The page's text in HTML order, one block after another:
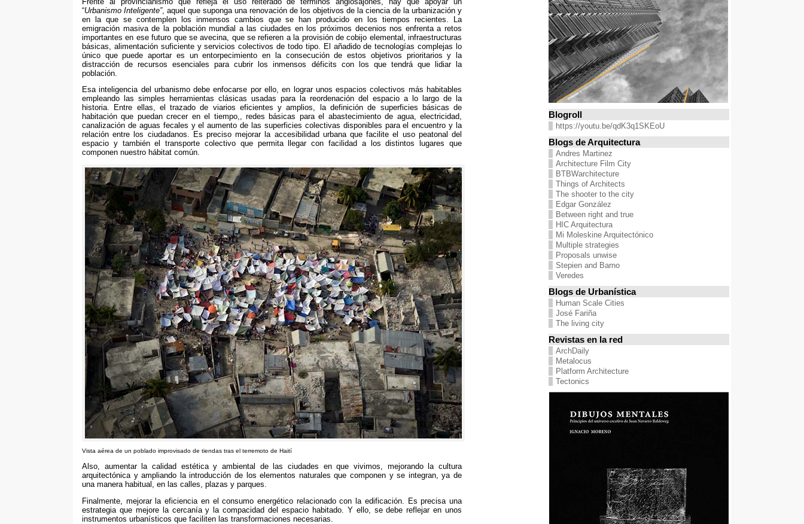
“Urbanismo Inteligente”, aquel que suponga una renovación de los objetivos de la ciencia de la urbanización y
en la que se contemplen los inmensos cambios que se han producido en los tiempos recientes
La
emigración masiva de la población mundial a las ciudades en los próximos decenios nos enfrenta a retos
importantes en ese futuro que se avecina que se refieren a la provisión de cobijo elemental infraestructuras
básicas
alimentación suficiente y servicios colectivos de todo tipo. El añadido de tecnologías complejas lo
único que puede aportar es un entorpecimiento en la consecución de estos objetivos prioritarios y la
distracción de recursos esenciales para cubrir los inmensos déficits con los que tendrá que lidiar la
población
Esa inteligencia del urbanismo debe enfocarse por ello,en lograr unos espacios colectivos más habitables
empleando las simples herramientas clásicas usadas para la reordenación del espacio a lo largo de la
historia. Entre ellas, el trazado de viarios eficientes y amplios,
la definición de superficies básicas de
habitación que puedan crecer en el tiempo,,redes básicas para el abastecimiento de agua,electricidad,
canalización de aguas fecales y el aumento de las superficies colectivas disponibles para el encuentro y la
relación entre los ciudadanos. Es preciso mejorar la accesibilidad urbana que facilite el uso peatonal del
espacio y también el transporte colectivo que permita llegar con facilidad a los distintos lugares que
componen nuestro hábitat común.
Vista aérea de un poblado improvisado de tiendas tras el terremoto de Haití
Also, aumentar la calidad estética y ambiental de las ciudades en que vivimos
mejorando la cultura
arquitectónica y ampliando la introducción de los elementos naturales que componen y se integran,ya de
una manera habitual
en las calles plazas y parques
Finalmente, mejorar la eficiencia en el consumo energético relacionado con la edificación.
Es precisa una
estrategia que mejore la cercanía y la compacidad del espacio habitado. Y ello, se debe reflejar en unos
instrumentos urbanísticos que faciliten las transformaciones necesarias
Blogroll
https://youtu.be/qdK3q1SKEoU
Blogs de Arquitectura
Andres Martinez
Architecture Film City
BTBWarchitecture
Things of Architects
The shooter to the city
Edgar González
Between right and true
HIC Arquitectura
Mi Moleskine Arquitectónico
Multiple strategies
Proposals unwise
Stepien and Barno
Veredes
Blogs de Urbanística
Human Scale Cities
José Fariña
The living city
Revistas en la red
ArchDaily
Metalocus
Platform Architecture
Tectonics